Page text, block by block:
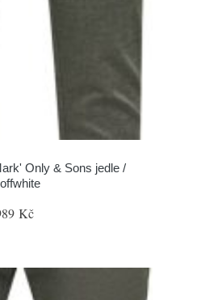
Only & Sons jedle /
offwhite
Kč